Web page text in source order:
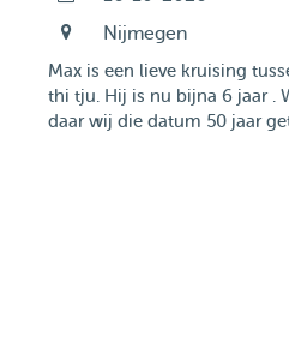
Nijmegen
Max is een lieve kruising
thi tju. Hij is nu bijna 6 jaar .
daar wij die datum 50 jaar